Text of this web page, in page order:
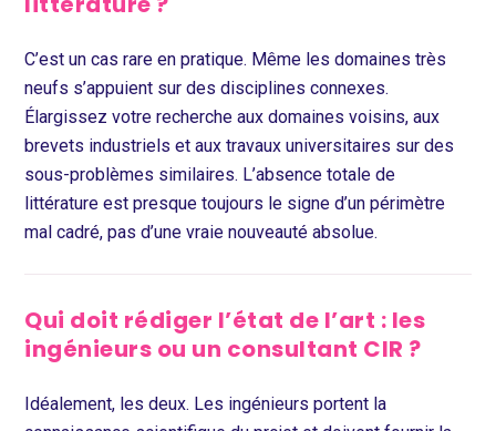
C’est un cas rare en pratique. Même les domaines très
neufs s’appuient sur des disciplines connexes.
Élargissez votre recherche aux domaines voisins, aux
brevets industriels et aux travaux universitaires sur des
sous-problèmes similaires. L’absence totale de
littérature est presque toujours le signe d’un périmètre
mal cadré, pas d’une vraie nouveauté absolue.
Qui doit rédiger l’état de l’art : les
ingénieurs ou un consultant CIR ?
Idéalement, les deux. Les ingénieurs portent la